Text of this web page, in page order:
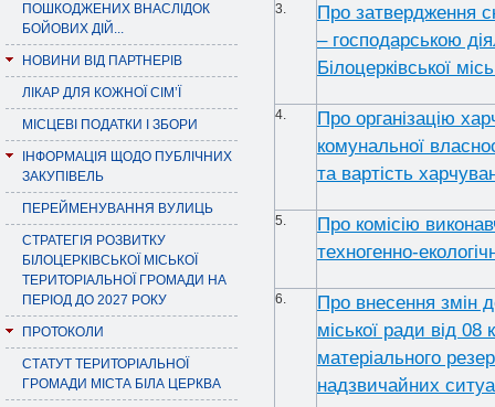
ПОШКОДЖЕНИХ ВНАСЛІДОК
БОЙОВИХ ДІЙ...
НОВИНИ ВІД ПАРТНЕРІВ
ЛІКАР ДЛЯ КОЖНОЇ СІМ’Ї
МІСЦЕВІ ПОДАТКИ І ЗБОРИ
ІНФОРМАЦІЯ ЩОДО ПУБЛІЧНИХ
ЗАКУПІВЕЛЬ
ПЕРЕЙМЕНУВАННЯ ВУЛИЦЬ
СТРАТЕГІЯ РОЗВИТКУ
БІЛОЦЕРКІВСЬКОЇ МІСЬКОЇ
ТЕРИТОРІАЛЬНОЇ ГРОМАДИ НА
ПЕРІОД ДО 2027 РОКУ
ПРОТОКОЛИ
СТАТУТ ТЕРИТОРІАЛЬНОЇ
ГРОМАДИ МІСТА БІЛА ЦЕРКВА
3.
Про затвердження
– господарською
Білоцерківської
4.
Про організацію
комунальної
та вартість
5.
Про комісію
техногенно-
6.
Про внесення змін
міської ради від
матеріального
надзвичайних